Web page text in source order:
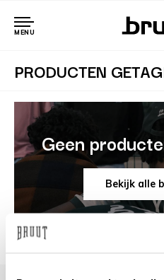
MENU
PRODUCTEN
Geen
Bekijk alle